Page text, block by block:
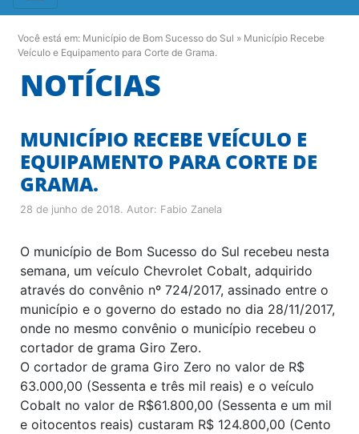
Você está em: Município de Bom Sucesso do Sul » Município Recebe
Veículo e Equipamento para Corte de Grama.
NOTÍCIAS
MUNICÍPIO RECEBE VEÍCULO E
EQUIPAMENTO PARA CORTE DE
GRAMA.
28 de junho de 2018. Autor: Fabio Zanela
O município de Bom Sucesso do Sul recebeu nesta
semana, um veículo Chevrolet Cobalt, adquirido
através do convênio nº 724/2017, assinado entre o
município e o governo do estado no dia 28/11/2017,
onde no mesmo convênio o município recebeu o
cortador de grama Giro Zero.
O cortador de grama Giro Zero no valor de R$
63.000,00 (Sessenta e três mil reais) e o veículo
Cobalt no valor de R$61.800,00 (Sessenta e um mil
e oitocentos reais) custaram R$ 124.800,00 (Cento